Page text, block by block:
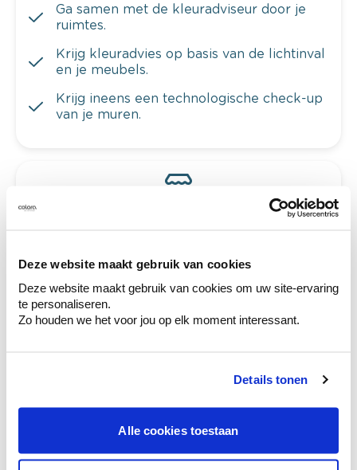
Deze website maakt gebruik van cookies
Deze website maakt gebruik van cookies om uw site-ervaring
te personaliseren.
Zo houden we het voor jou op elk moment interessant.
Details tonen
Alle cookies toestaan
Ga samen met de kleuradviseur door je
ruimtes.
Krijg kleuradvies op basis van de lichtinval
en je meubels.
Krijg ineens een technologische check-up
van je muren.
Bekijk er de bijhorende tinten om je kleur
te verfijnen.
Krijg persoonlijk advies om kleuren te
Deze stijlen zijn misschien ook iets voor jou